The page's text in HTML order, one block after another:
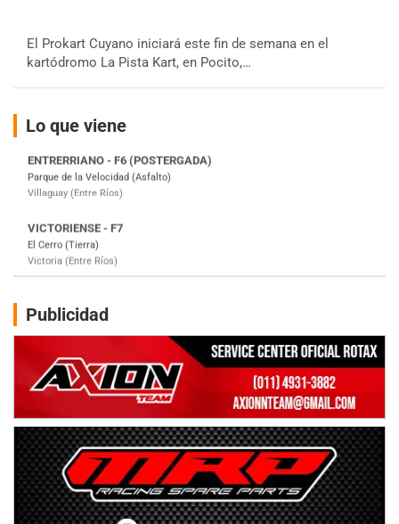
El Prokart Cuyano iniciará este fin de semana en el
kartódromo La Pista Kart, en Pocito,…
Lo que viene
KDO - F6
Trenque Lauquen (Buenos Aires)
ENTRERRIANO - F6 (POSTERGADA)
Villaguay (Entre Ríos)
VICTORIENSE - F7
Victoria (Entre Ríos)
PATAGONICO - F6
Moto Club Reginense (Tierra)
Humboldt (Santa Fe)
NORESTE SANTAFESINO - F6
Avellaneda (Santa Fe)
SUR SANTAFESINO - F4
José Samuel Sánchez (Tierra)
Rufino (Santa Fe)
Publicidad